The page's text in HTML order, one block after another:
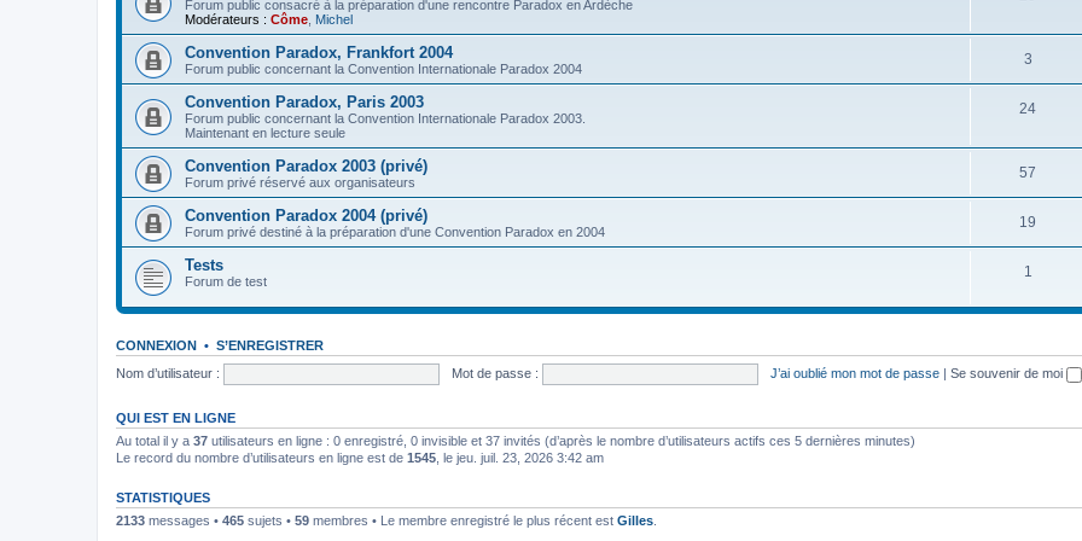
Forum public consacré à la préparation d'une rencontre Paradox en Ardèche
Modérateurs : Côme Michel
Convention Paradox, Frankfort 2004
Forum public concernant la Convention Internationale Paradox 2004
3
Convention Paradox, Paris 2003
Forum public concernant la Convention Internationale Paradox 2003.
Maintenant en lecture seule
24
Convention Paradox 2003 (privé)
Forum privé réservé aux organisateurs
57
Convention Paradox 2004 (privé)
Forum privé destiné à la préparation d'une Convention Paradox en 2004
19
Tests
Forum de test
1
CONNEXION • S’ENREGISTRER
Nom d’utilisateur :
Mot de passe : J’ai oublié mon mot de passe | Se souvenir de moi
QUI EST EN LIGNE
Au total il y a 37 utilisateurs en ligne : 0 enregistré, 0 invisible et 37 invités (d’après le nombre d’utilisateurs actifs ces 5 dernières minutes)
Le record du nombre d’utilisateurs en ligne est de 1545 , le jeu. juil. 23, 2026 3:42 am
STATISTIQUES
2133 messages • 465 sujets • 59 membres • Le membre enregistré le plus récent est Gilles